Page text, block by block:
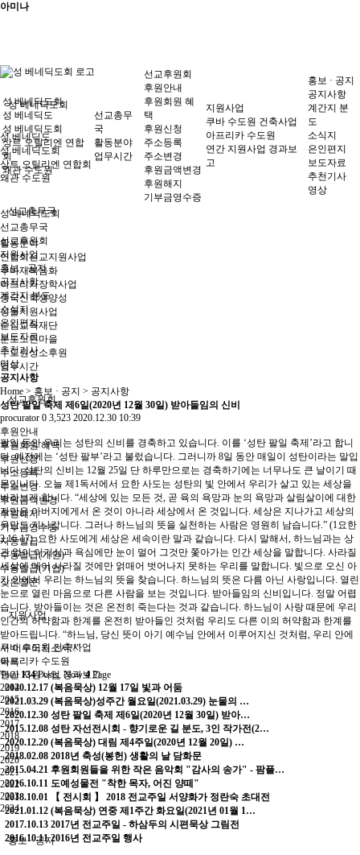
아미나
성 베네딕도회
성 베네딕도
성 베네딕도회
상트 오틸리엔 연합회
왜관 수도원
선교총무국
활동분야
연합회선교지원사업
쿠바재복음화
아프리카장학사업
중국신학생양성
성물지원사업
순심교육재단
분도노인마을
수도원성소후원
업무시간
선교후원회
후원안내
후원회원 혜택
후원신청
주소등록
주소변경
후원금액변경
후원해지
기부금영수증
자동발급
수동발급(개인)
수동발급(기업)
잦은질문
지원사업
쿠바 수도원 건축사업
아프리카 수도원
연간 지원사업 경과보고
2014
2015
2016
2017
2018
2019
2020
2021
2022
2023
2024
홍보 · 공지
성 베네딕도회
성 베네딕도
성 베네딕도회
상트 오틸리엔 연합
회
왜관 수도원
선교총무
국
활동분야
업무시간
선교후원회
후원안내
후원회원 혜
택
후원신청
주소등록
주소변경
후원금액변경
후원해지
기부금영수증
지원사업
쿠바 수도원 건축사업
아프리카 수도원
연간 지원사업 경과보
고
홍보 · 공지
공지사항
계간지 분
도
소식지
은인편지
보도자료
추천기사
영상
성 베네딕도회
선교총무국
선교후원회
지원사업
홍보 · 공지
공지사항
계간지 분도
소식지
은인편지
보도자료
추천기사
영상
공지사항
Home > 홍보 · 공지 > 공지사항
성탄 팔일 축제 제6일(2020년 12월 30일) 받아들임의 신비
procurator 0 3,523 2020.12.30 10:39
팔일 동안 우리는 성탄의 신비를 경축하고 있습니다. 이를 ‘성탄 팔일 축제’라고 합니
다. 예전에는 ‘성탄 팔부’라고 불렀습니다. 그러니까 8일 동안 매일이 성탄이라는 말입
니다. 성탄의 신비는 12월 25일 단 하루만으로는 경축하기에는 너무나도 큰 날이기 때
문입니다. 오늘 제1독서에서 요한 사도는 성탄의 빛 안에서 우리가 살고 있는 세상을
바라보게 합니다. “세상에 있는 모든 것, 곧 육의 욕망과 눈의 욕망과 살림살이에 대한
자만은 아버지에게서 온 것이 아니라 세상에서 온 것입니다. 세상은 지나가고 세상의
욕망도 지나갑니다. 그러나 하느님의 뜻을 실천하는 사람은 영원히 남습니다.” (1요한
2,16-17). 요한 사도에게 세상은 세속이란 말과 같습니다. 다시 말해서, 하느님과는 상
관 없이 이기심과 욕심에만 눈이 멀어 그것만 쫓아가는 인간 세상을 말합니다. 사라질
세상에 매어 사라질 것에만 얽매어 벗어나지 못하는 우리를 말합니다. 빛으로 오신 아
기 안에서 우리는 하느님의 뜻을 찾습니다. 하느님의 뜻은 다름 아닌 사랑입니다. 열린
눈으로 열린 마음으로 다른 사람을 보는 것입니다. 받아들임의 신비입니다. 정말 어렵
습니다. 받아들이는 것은 온전히 죽는다는 것과 같습니다. 하느님이 사랑 때문에 우리
인간의 허약함과 한계를 온전히 받아들인 것처럼 우리도 다른 이의 허약함과 한계를
받아드립니다. “하느님, 당신 뜻이 아기 예수님 안에서 이루어지신 것처럼, 우리 안에
서 이루어지소서!!”
목록
Total 134Posts, Now4Page
2020.12.17 (복음묵상) 12월 17일 빛과 어둠
2021.03.29 (복음묵상)성주간 월요일(2021.03.29) 눈물의 …
2020.12.30 성탄 팔일 축제 제6일(2020년 12월 30일) 받아…
2015.12.08 성탄 자선전시회 - 향기로운 길 분도, 3인 작가전(2…
2020.12.20 (복음묵상) 대림 제4주일(2020년 12월 20일) …
2018.02.08 2018년 축성(봉헌) 생활의 날 담화문
2015.04.21 후원회원들을 위한 작은 음악회 "감사의 송가" - 팜플…
2016.10.11 도예성물전 "착한 목자, 어진 양떼"
2018.10.01
【 전시회 】 2018 전교주일 서양화가 정란숙 초대전
2021.01.12 (복음묵상) 연중 제1주간 화요일(2021년 01월 1…
2017.10.13 2017년 전교주일 - 하삼두의 시편묵상 그림전
2016.10.112016년 전교주일 행사